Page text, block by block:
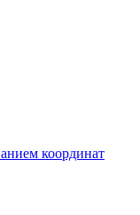
координат